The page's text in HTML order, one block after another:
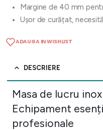
Margine de 40 mm
Ușor de curățat,
ADAUGA IN WISHLIST
DESCRIERE
Masa de lucru
Echipament
profesionale